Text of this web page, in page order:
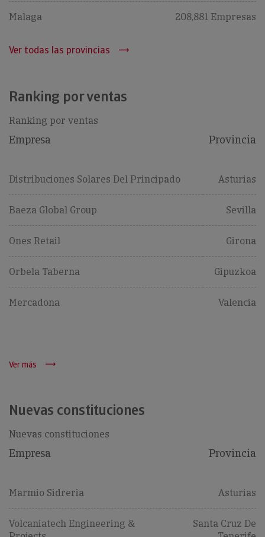
Malaga 208,881 Empresas
Ver todas las provincias
Ranking por ventas
Ranking por ventas
Empresa Provincia
Distribuciones Solares Del Principado Asturias
Baeza Global Group Sevilla
Ones Retail Girona
Orbela Taberna Gipuzkoa
Mercadona Valencia
Ver más
Nuevas constituciones
Nuevas constituciones
Empresa Provincia
Marmio Sidreria Asturias
Volcaniatech Engineering &
Santa Cruz De